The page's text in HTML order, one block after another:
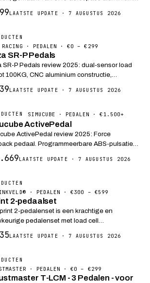
koolstofvezel hielplaat, bieden deze
ongeëvenaarde precisie en
LAATSTE UPDATE · 7 AUGUSTUS 2026
RACING · PEDALEN · €0 – €299
SR-P Pedals
SR-P Pedals review 2025: dual-sensor load
100KG, CNC aluminium constructie,
gaspedaal en volledig verstelbare PC-
met de beste prijs-
LAATSTE UPDATE · 7 AUGUSTUS 2026
SIMUCUBE · PEDALEN · €1.500+
ActivePedal
ActivePedal review 2025: Force
pedaal. Programmeerbare ABS-pulsaties
Team Redline keuze, 200N actuator
update rate.
LAATSTE UPDATE · 7 AUGUSTUS 2026
· PEDALEN · €300 – €599
2-pedaalset
2-pedalenset is een krachtige en
pedalenset met load cell
speciaal ontworpen voor insteek-
die performance tegen een betaalbare prijs
LAATSTE UPDATE · 7 AUGUSTUS 2026
· PEDALEN · €0 – €299
T-LCM - 3 Pedalen - voor